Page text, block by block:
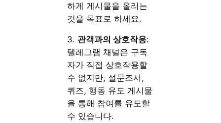
하게 게시물을 올리는
것을 목표로 하세요.
3. 관객과의 상호작용:
텔레그램 채널은 구독
자가 직접 상호작용할
수 없지만, 설문조사,
퀴즈, 행동 유도 게시물
을 통해 참여를 유도할
수 있습니다.